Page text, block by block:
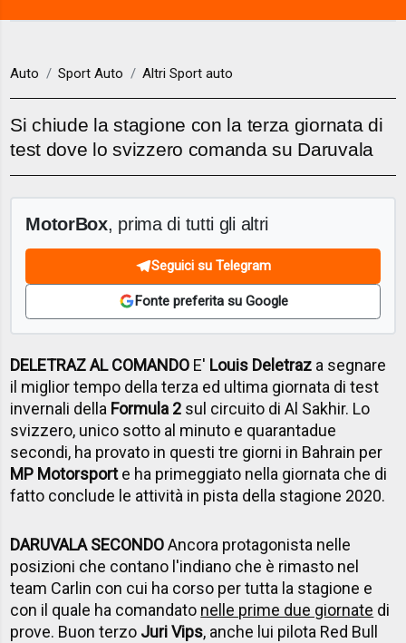
Auto Sport Auto Altri Sport auto
Si chiude la stagione con la terza giornata di
test dove lo svizzero comanda su Daruvala
MotorBox, prima di tutti gli altri
Seguici su Telegram
Fonte preferita su Google
DELETRAZ AL COMANDO E' Louis Deletraz a segnare
il miglior tempo della terza ed ultima giornata di test
invernali della Formula 2 sul circuito di Al Sakhir. Lo
svizzero, unico sotto al minuto e quarantadue
secondi, ha provato in questi tre giorni in Bahrain per
MP Motorsporte ha primeggiato nella giornata che di
fatto conclude le attività in pista della stagione 2020.
DARUVALA SECONDOAncora protagonista nelle
posizioni che contano l'indiano che è rimasto nel
team Carlin con cui ha corso per tutta la stagione e
con il quale ha comandato nelle prime due giornate di
prove. Buon terzo Juri Vips, anche lui pilota Red Bull